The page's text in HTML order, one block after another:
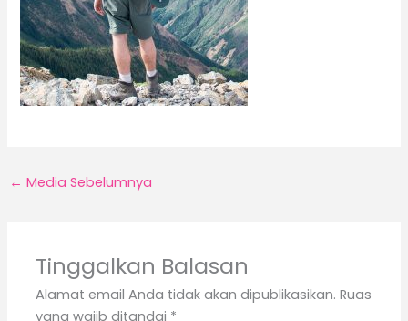
← Media Sebelumnya
Tinggalkan Balasan
Alamat email Anda tidak akan dipublikasikan. Ruas
yang wajib ditandai *